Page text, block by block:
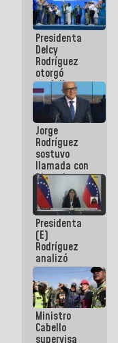
Mayor
Eléctrico
para
abordar
planes de
acción
Presidenta
Delcy
Rodríguez
otorgó
medalla
"Héroe de
Venezuela"
a servidores
públicos
Jorge
Rodríguez
sostuvo
llamada con
Dinorah
Figuera y
acuerdan
primer
encuentro
presencial
para el
diálogo
Presidenta
(E)
Rodríguez
analizó
junto a
gobernadores
planes de
recuperación
del Sistema
Eléctrico
Ministro
Cabello
supervisa